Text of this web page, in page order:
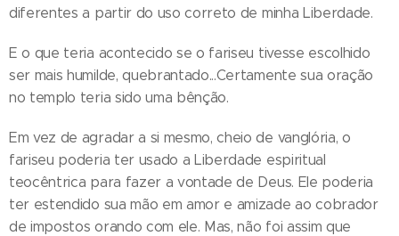
diferentes a partir do uso correto de minha Liberdade.
E o que teria acontecido se o fariseu tivesse escolhido
ser mais humilde, quebrantado...Certamente sua oração
no templo teria sido uma bênção.
Em vez de agradar a si mesmo, cheio de vanglória, o
fariseu poderia ter usado a Liberdade espiritual
teocêntrica para fazer a vontade de Deus. Ele poderia
ter estendido sua mão em amor e amizade ao cobrador
de impostos orando com ele. Mas, não foi assim que